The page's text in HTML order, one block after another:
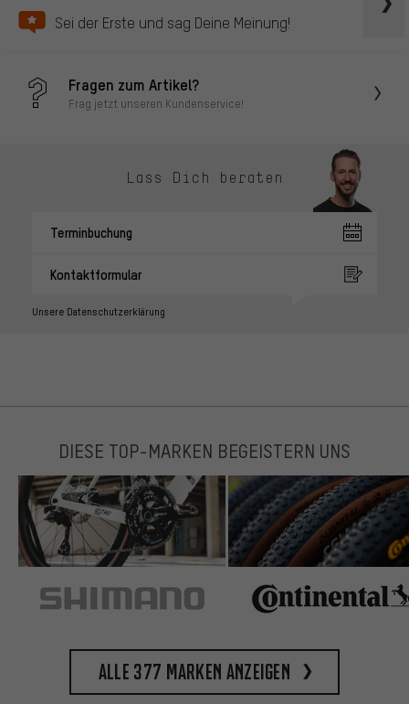
Sei der Erste und sag Deine Meinung!
Fragen zum Artikel?
Frag jetzt unseren Kundenservice!
Lass Dich beraten
Terminbuchung
Kontaktformular
Unsere Datenschutzerklärung
DIESE TOP-MARKEN BEGEISTERN UNS
Alle 377 Marken anzeigen